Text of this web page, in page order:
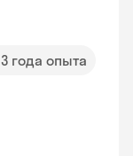
3 года опыта